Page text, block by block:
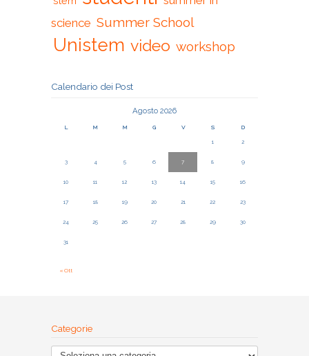
science Summer School
Unistem video workshop
Calendario dei Post
Agosto 2026
L M M G V S D
1 2
3 4 5 6 7 8 9
10 11 12 13 14 15 16
17 18 19 20 21 22 23
24 25 26 27 28 29 30
31
« Ott
Categorie